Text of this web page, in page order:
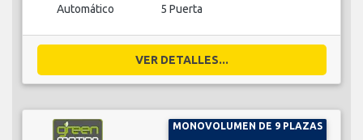
Automático 5 Puerta
VER DETALLES...
MONOVOLUMEN DE 9 PLAZAS